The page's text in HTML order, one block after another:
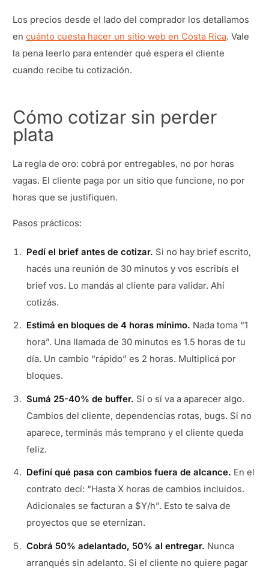
Los precios desde el lado del comprador los detallamos
en cuánto cuesta hacer un sitio web en Costa Rica. Vale
la pena leerlo para entender qué espera el cliente
cuando recibe tu cotización.
Cómo cotizar sin perder
plata
La regla de oro: cobrá por entregables, no por horas
vagas. El cliente paga por un sitio que funcione, no por
horas que se justifiquen.
Pasos prácticos:
Pedí el brief antes de cotizar. Si no hay brief escrito,
hacés una reunión de 30 minutos y vos escribís el
brief vos. Lo mandás al cliente para validar. Ahí
cotizás.
Estimá en bloques de 4 horas mínimo. Nada toma “1
hora”. Una llamada de 30 minutos es 1.5 horas de tu
día. Un cambio “rápido” es 2 horas. Multiplicá por
bloques.
Sumá 25-40% de buffer. Sí o sí va a aparecer algo.
Cambios del cliente, dependencias rotas, bugs. Si no
aparece, terminás más temprano y el cliente queda
feliz.
Definí qué pasa con cambios fuera de alcance. En el
contrato decí: “Hasta X horas de cambios incluidos.
Adicionales se facturan a $Y/h”. Esto te salva de
proyectos que se eternizan.
Cobrá 50% adelantado, 50% al entregar. Nunca
arranqués sin adelanto. Si el cliente no quiere pagar